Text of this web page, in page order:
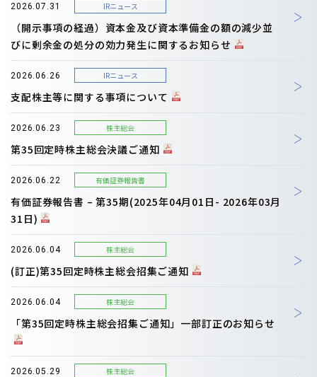
2026.07.31 IRニュース
（開示事項の経過）資本金及び資本準備金の額の減少並
びに剰余金の処分の効力発生に関するお知らせ
2026.06.26 IRニュース
支配株主等に関する事項について
2026.06.23 株主総会
第35回定時株主総会決議ご通知
2026.06.22 有価証券報告書
有価証券報告書 – 第35期(2025年04月01日- 2026年03月
31日)
2026.06.04 株主総会
(訂正)第35回定時株主総会招集ご通知
2026.06.04 株主総会
「第35回定時株主総会招集ご通知」一部訂正のお知らせ
2026.05.29 株主総会